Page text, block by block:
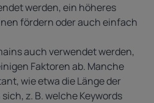
werden, ein höheres
fördern oder auch einfach
auch verwendet werden,
Faktoren ab. Manche
wie etwa die Länge der
z. B. welche Keywords